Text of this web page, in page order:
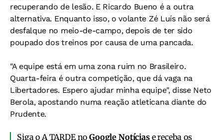
recuperando de lesão. E Ricardo Bueno é a outra
alternativa. Enquanto isso, o volante Zé Luís não será
desfalque no meio-de-campo, depois de ter sido
poupado dos treinos por causa de uma pancada.
"A equipe está em uma zona ruim no Brasileiro.
Quarta-feira é outra competição, que dá vaga na
Libertadores. Espero ajudar minha equipe", disse Neto
Berola, apostando numa reação atleticana diante do
Prudente.
Siga o A TARDE noGoogle Notíciase receba os